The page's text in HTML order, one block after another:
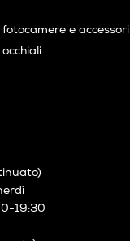
19:30
e accessori